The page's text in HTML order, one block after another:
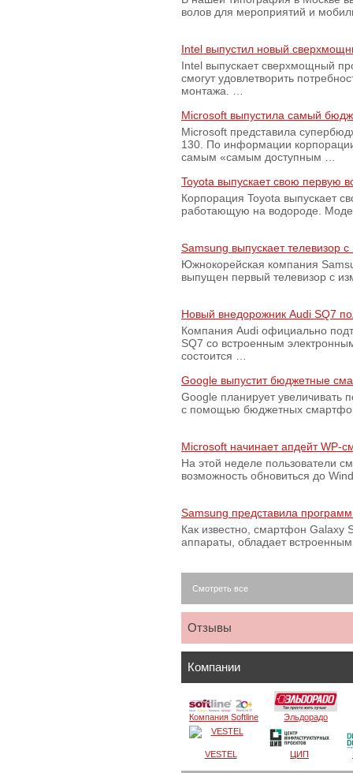
волов для мероприятий и
Intel выпустил новый
Intel выпускает сверхмощный
смогут удовлетворить
монтажа. …
Microsoft выпустила самый
Microsoft представила
130. По информации
самым «самым доступным …
Toyota выпускает свою первую
Корпорация Toyota выпускает
работающую на водороде.
Samsung выпускает телевизор
Южнокорейская компания
выпущен первый телевизор с
Новый внедорожник Audi SQ7
Компания Audi официально
SQ7 со встроенным
состоится …
Google выпустит бюджетные
Google планирует увеличивать
с помощью бюджетных
Microsoft начинает апдейт WP-
На этой неделе пользователи
возможность обновиться до
Samsung представила
Как известно, смартфон Galaxy
аппараты, обладает
Смотреть все
Отзывы
Компании
Компания Softline Эльдорадо
VESTEL ЦИП